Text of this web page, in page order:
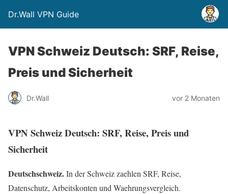
Dr.Wall VPN Guide
VPN Schweiz Deutsch: SRF, Reise,
Preis und Sicherheit
Dr.Wall vor 2 Monaten
VPN Schweiz Deutsch: SRF, Reise, Preis und
Sicherheit
Deutschschweiz.In der Schweiz zaehlen SRF, Reise,
Datenschutz, Arbeitskonten und Waehrungsvergleich.